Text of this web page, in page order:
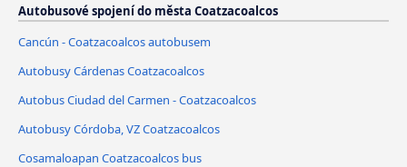
Autobusové spojení do města Coatzacoalcos
Cancún - Coatzacoalcos autobusem
Autobusy Cárdenas Coatzacoalcos
Autobus Ciudad del Carmen - Coatzacoalcos
Autobusy Córdoba, VZ Coatzacoalcos
Cosamaloapan Coatzacoalcos bus